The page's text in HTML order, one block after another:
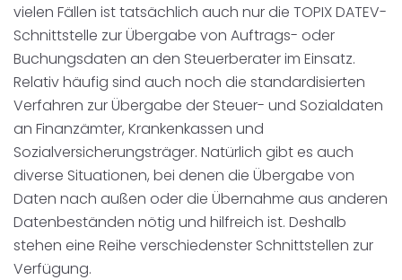
vielen Fällen ist tatsächlich auch nur die TOPIX DATEV-
Schnittstelle zur Übergabe von Auftrags- oder
Buchungsdaten an den Steuerberater im Einsatz.
Relativ häufig sind auch noch die standardisierten
Verfahren zur Übergabe der Steuer- und Sozialdaten
an Finanzämter, Krankenkassen und
Sozialversicherungsträger. Natürlich gibt es auch
diverse Situationen, bei denen die Übergabe von
Daten nach außen oder die Übernahme aus anderen
Datenbeständen nötig und hilfreich ist. Deshalb
stehen eine Reihe verschiedenster Schnittstellen zur
Verfügung.